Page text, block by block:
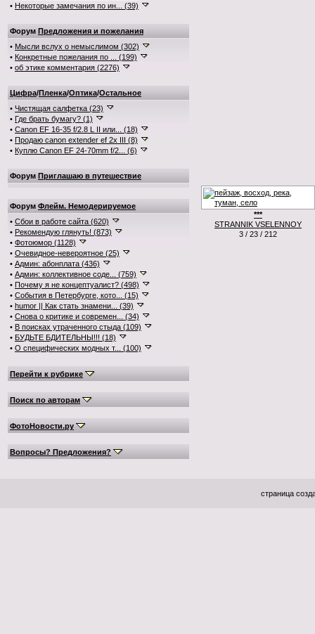
• Некоторые замечания по ин... (39)
Форум Предложения и пожелания
• Мысли вслух о немыслимом (302)
• Конкретные пожелания по ... (199)
• об этике комментария (2276)
Цифра/Пленка/Оптика/Остальное
• Чистящая салфетка (23)
• Где брать бумагу? (1)
• Canon EF 16-35 f/2.8 L II или... (18)
• Продаю canon extender ef 2x III (8)
• Куплю Canon EF 24-70mm f/2... (6)
Форум Приглашаю в путешествие
Форум Флейм. Немодерируемое
• Сбои в работе сайта (620)
• Рекомендую глянуть! (873)
• Фотоюмор (1128)
• Очевидное-невероятное (25)
• Админ: абонплата (436)
• Админ: коллективное соде... (759)
• Почему я не концептуалист? (498)
• События в Петербурге, кото... (15)
• humor || Как стать знамени... (39)
• Снова о критике и современ... (34)
• В поисках утраченного стыда (109)
• БУДЬТЕ БДИТЕЛЬНЫ!!! (18)
• О специфических модных т... (100)
Перейти к рубрике
Поиск по авторам
ФотоНовости.ру
Вопросы? Предложения?
***
STRANNIK VSELENNOY
3 / 23 / 212
страница